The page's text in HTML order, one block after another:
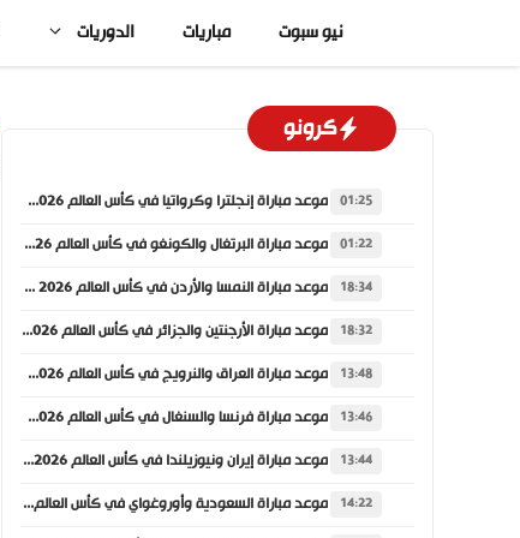
المحتوى
نيو سبوت مباريات الدوريات
كرونو
01:25 موعد مباراة إنجلترا وكرواتيا في كأس العالم 2026 والقنوات الناقلة
01:22 موعد مباراة البرتغال والكونغو في كأس العالم 2026 والقنوات الناقلة
18:34 موعد مباراة النمسا والأردن في كأس العالم 2026 والقنوات الناقلة
18:32 موعد مباراة الأرجنتين والجزائر في كأس العالم 2026 والقنوات الناقلة
13:48 موعد مباراة العراق والنرويج في كأس العالم 2026 والقنوات الناقلة
13:46 موعد مباراة فرنسا والسنغال في كأس العالم 2026 والقنوات الناقلة
13:44 موعد مباراة إيران ونيوزيلندا في كأس العالم 2026 والقنوات الناقلة
14:22 موعد مباراة السعودية وأوروغواي في كأس العالم 2026 والقنوات الناقلة